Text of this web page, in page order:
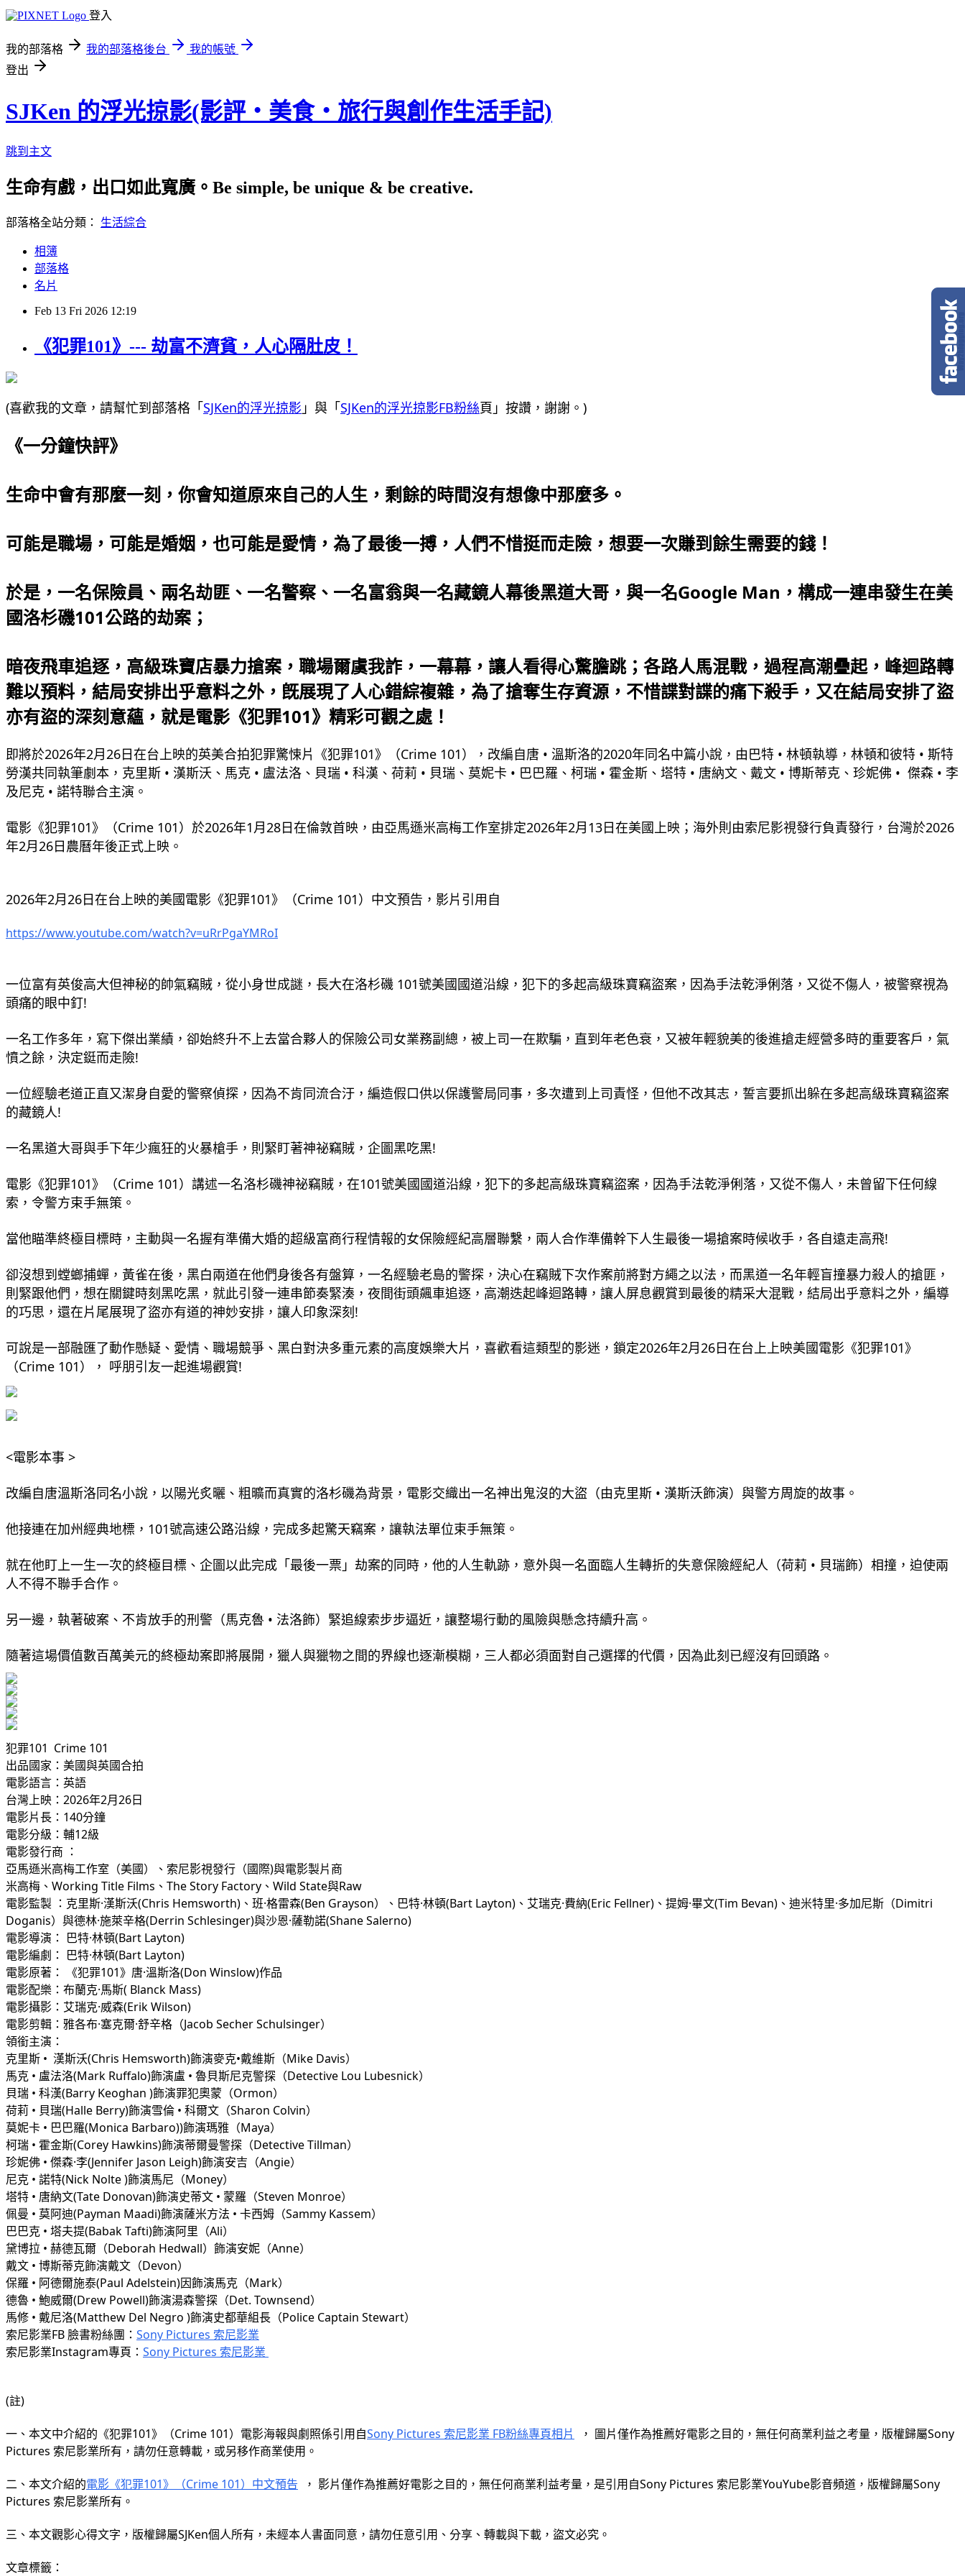
登入
我的部落格 我的部落格後台
我的帳號
登出
SJKen 的浮光掠影(影評‧美食‧旅行與創作生活手記)
跳到主文
生命有戲，出口如此寬廣。Be simple, be unique & be creative.
部落格全站分類： 生活綜合
相簿
部落格
名片
Feb 13 Fri 2026 12:19
《犯罪101》--- 劫富不濟貧，人心隔肚皮！
(喜歡我的文章，請幫忙到部落格「SJKen的浮光掠影 」與「SJKen的浮光掠影FB粉絲頁」按讚，謝謝。)
《一分鐘快評》
生命中會有那麼一刻，你會知道原來自己的人生，剩餘的時間沒有想像中那麼多 。
可能是職場，可能是婚姻，也可能是愛情，為了最後一搏，人們不惜挺而走險，想要一次賺到餘生需要的錢！
於是，一名保險員、兩名劫匪、一名警察、一名富翁與一名藏鏡人幕後黑道大哥，與一名Google Man，構成一連串發生在美
國洛杉磯101公路的劫案；
暗夜飛車追逐，高級珠寶店暴力搶案，職場爾虞我詐，一幕幕，讓人看得心驚膽跳；各路人馬混戰，過程高潮疊起，峰迴路轉
難以預料，結局安排出乎意料之外，旣展現了人心錯綜複雜，為了搶奪生存資源，不惜諜對諜的痛下殺手，又在結局安排了盜
亦有盜的深刻意蘊，就是電影《犯罪101》精彩可觀之處！
即將於2026年2月26日在台上映的英美合拍犯罪驚悚片《犯罪101》（Crime 101），改編自唐 • 溫斯洛的2020年同名中篇小說，由巴特 • 林頓執導，林頓和彼特 • 斯特
勞漢共同執筆劇本，克里斯 • 漢斯沃、馬克 • 盧法洛、貝瑞 • 科漢、荷莉 • 貝瑞、莫妮卡 • 巴巴羅、柯瑞 • 霍金斯、塔特 • 唐納文、戴文 • 博斯蒂克、珍妮佛 •  傑森 • 李
及尼克 • 諾特聯合主演。
電影《犯罪101》（Crime 101）於2026年1月28日在倫敦首映，由亞馬遜米高梅工作室排定2026年2月13日在美國上映；海外則由索尼影視發行負責發行，台灣於2026
年2月26日農曆年後正式上映。
2026年2月26日在台上映的美國電影《犯罪101》（Crime 101）中文預告，影片引用自
https://www.youtube.com/watch?v=uRrPgaYMRoI
一位富有英俊高大但神秘的帥氣竊賊，從小身世成謎，長大在洛杉磯 101號美國國道沿線，犯下的多起高級珠寶竊盜案，因為手法乾淨俐落，又從不傷人，被警察視為
頭痛的眼中釘!
一名工作多年，寫下傑出業績，卻始終升不上去當合夥人的保險公司女業務副總，被上司一在欺騙，直到年老色衰，又被年輕貌美的後進搶走經營多時的重要客戶，氣
憤之餘，決定鋌而走險!
一位經驗老道正直又潔身自愛的警察偵探， 因為不肯同流合汙，編造假口供以保護警局同事 ，多次遭到上司責怪，但他不改其志，誓言要抓出躲在多起高級珠寶竊盜案
的藏鏡人!
一名黑道大哥與手下年少瘋狂的火暴槍手，則緊盯著神祕竊賊，企圖黑吃黑!
電影《犯罪101》（Crime 101）講述一名洛杉磯神祕竊賊，在101號美國國道沿線，犯下的多起高級珠寶竊盜案，因為手法乾淨俐落，又從不傷人，未曾留下任何線
索，令警方束手無策。
當他瞄準終極目標時，主動與一名握有準備大婚的超級富商行程情報的女保險經紀高層聯繫，兩人合作準備幹下人生最後一場搶案時候收手，各自遠走高飛!
卻沒想到螳螂捕蟬，黃雀在後，黑白兩道在他們身後各有盤算，一名經驗老島的警探，決心在竊賊下次作案前將對方繩之以法，而黑道一名年輕盲撞暴力殺人的搶匪，
則緊跟他們，想在關鍵時刻黑吃黑，就此引發一連串節奏緊湊，夜間街頭飆車追逐，高潮迭起峰迴路轉，讓人屏息觀賞到最後的精采大混戰，結局出乎意料之外，編導
的巧思，還在片尾展現了盜亦有道的神妙安排，讓人印象深刻!
可說是一部融匯了動作懸疑、愛情、職場競爭、黑白對決多重元素的高度娛樂大片，喜歡看這類型的影迷，鎖定2026年2月26日在台上上映美國電影《犯罪101》
（Crime 101）， 呼朋引友一起進場觀賞!
<電影本事 >
改編自唐溫斯洛同名小說，以陽光炙曬、粗曠而真實的洛杉磯為背景，電影交織出一名神出鬼沒的大盜（由克里斯 • 漢斯沃飾演）與警方周旋的故事。
他接連在加州經典地標，101號高速公路沿線，完成多起驚天竊案，讓執法單位束手無策。
就在他盯上一生一次的終極目標、企圖以此完成「最後一票」劫案的同時，他的人生軌跡，意外與一名面臨人生轉折的失意保險經紀人（荷莉 • 貝瑞飾）相撞，迫使兩
人不得不聯手合作。
另一邊，執著破案、不肯放手的刑警（馬克魯 • 法洛飾）緊追線索步步逼近，讓整場行動的風險與懸念持續升高。
隨著這場價值數百萬美元的終極劫案即將展開，獵人與獵物之間的界線也逐漸模糊，三人都必須面對自己選擇的代價，因為此刻已經沒有回頭路。
犯罪101  Crime 101
出品國家：美國與英國合拍
電影語言：英語
台灣上映：2026年2月26日
電影片長：140分鐘
電影分級：輔12級
電影發行商 ：
亞馬遜米高梅工作室（美國）、索尼影視發行（國際)與電影製片商
米高梅、Working Title Films、The Story Factory、Wild State與Raw
電影監製 ：克里斯·漢斯沃(Chris Hemsworth)、班·格雷森(Ben Grayson）、巴特·林頓(Bart Layton)、艾瑞克·費納(Eric Fellner)、提姆·畢文(Tim Bevan)、迪米特里·多加尼斯（Dimitri
Doganis）與德林·施萊辛格(Derrin Schlesinger)與沙恩·薩勒諾(Shane Salerno)
電影導演： 巴特·林頓(Bart Layton)
電影編劇： 巴特·林頓(Bart Layton)
電影原著： 《犯罪101》唐·溫斯洛(Don Winslow)作品
電影配樂：布蘭克·馬斯( Blanck Mass)
電影攝影：艾瑞克·威森(Erik Wilson)
電影剪輯：雅各布·塞克爾·舒辛格（Jacob Secher Schulsinger）
領銜主演：
克里斯 •  漢斯沃(Chris Hemsworth)飾演麥克•戴維斯（Mike Davis）
馬克 • 盧法洛(Mark Ruffalo)飾演盧 • 魯貝斯尼克警探（Detective Lou Lubesnick）
貝瑞 • 科漢(Barry Keoghan )飾演罪犯奧蒙（Ormon）
荷莉 • 貝瑞(Halle Berry)飾演雪倫 • 科爾文（Sharon Colvin）
莫妮卡 • 巴巴羅(Monica Barbaro))飾演瑪雅（Maya）
柯瑞 • 霍金斯(Corey Hawkins)飾演蒂爾曼警探（Detective Tillman）
珍妮佛 • 傑森·李(Jennifer Jason Leigh)飾演安吉（Angie）
尼克 • 諾特(Nick Nolte )飾演馬尼（Money）
塔特 • 唐納文(Tate Donovan)飾演史蒂文 • 蒙羅（Steven Monroe）
佩曼 • 莫阿迪(Payman Maadi)飾演薩米方法 • 卡西姆（Sammy Kassem）
巴巴克 • 塔夫提(Babak Tafti)飾演阿里（Ali）
黛博拉 • 赫德瓦爾（Deborah Hedwall）飾演安妮（Anne）
戴文 • 博斯蒂克飾演戴文（Devon）
保羅 • 阿德爾施泰(Paul Adelstein)因飾演馬克（Mark）
德魯 • 鮑威爾(Drew Powell)飾演湯森警探（Det. Townsend）
馬修 • 戴尼洛(Matthew Del Negro )飾演史都華組長（Police Captain Stewart）
索尼影業FB 臉書粉絲團： Sony Pictures 索尼影業
索尼影業Instagram專頁： Sony Pictures 索尼影業
(註)
一、本文中介紹的《犯罪101》（Crime 101）電影海報與劇照係引用自Sony Pictures 索尼影業 FB粉絲專頁相片
， 圖片僅作為推薦好電影之目的，無任何商業利益之考量，版權歸屬Sony
Pictures 索尼影業所有，請勿任意轉載，或另移作商業使用。
二、本文介紹的電影《犯罪101》（Crime 101）中文預告
， 影片僅作為推薦好電影之目的，無任何商業利益考量，是引用自Sony Pictures 索尼影業YouYube影音頻道，版權歸屬Sony
Pictures 索尼影業所有。
三、本文觀影心得文字，版權歸屬SJKen個人所有，未經本人書面同意，請勿任意引用、分享、轉載與下載，盜文必究。
文章標籤：